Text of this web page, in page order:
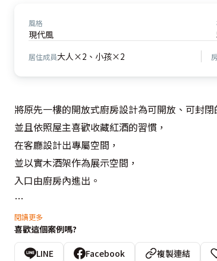
風格
現代風
居住成員大人×2、小孩×2
將原先一樓的開放式廚房設計為可開放、可封閉
並且依照屋主喜歡收藏紅酒的習慣，
在客廳設計出專屬空間，
並以實木酒架作為展示空間，
入口由廚房內進出。
將主臥室調動到4樓，
與原先建商計畫的孝親房對調樓層。
五樓為主人喜歡的視聽室兼書房，
閱讀更多
喜歡這個案例嗎?
LINE Facebook 複製連結